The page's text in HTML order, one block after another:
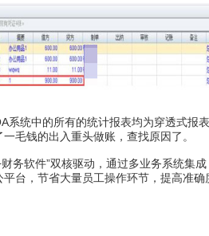
统中的所有的统计报表均为穿透式报表
毛钱的出入重头做账，查找原因了。
财务软件”双核驱动，通过多业务系统集
台，节省大量员工操作环节，提高准